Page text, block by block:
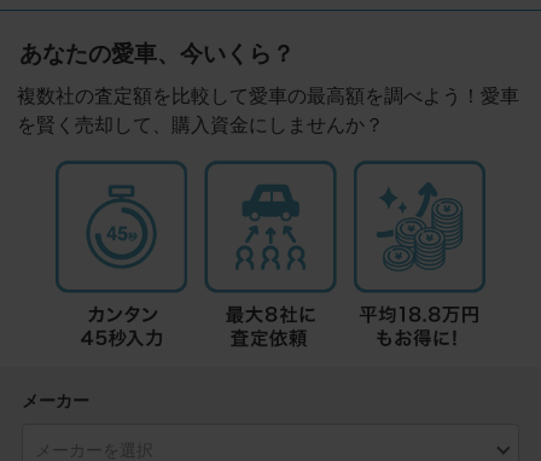
あなたの愛車、今いくら？
複数社の査定額を比較して愛車の最高額を調べよう！愛車
を賢く売却して、購入資金にしませんか？
メーカー